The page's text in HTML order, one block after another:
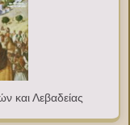
και Λεβαδείας